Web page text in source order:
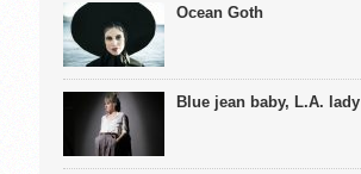
Ocean Goth
Blue jean baby, L.A. lady